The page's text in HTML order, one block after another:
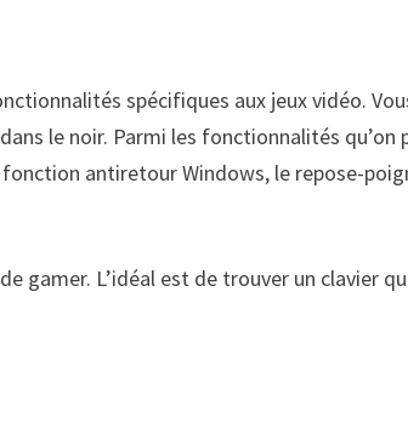
spécifiques aux jeux vidéo.
le noir. Parmi les fonctionnalités qu’on
antiretour Windows, le repose-
gamer. L’idéal est de trouver un clavier